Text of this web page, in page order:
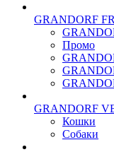
GRANDORF
Промо
GRANDORF
Кошки
Собаки